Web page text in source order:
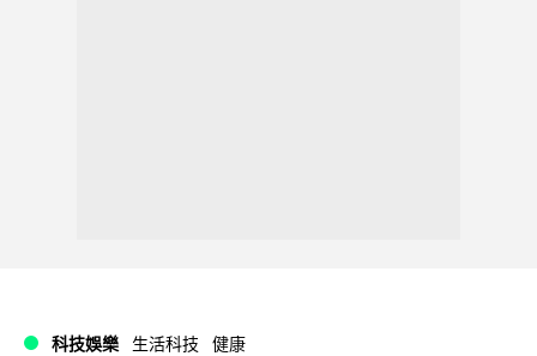
科技娛樂 生活科技 健康